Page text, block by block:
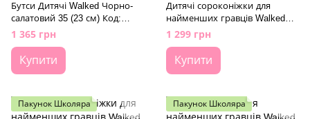
Бутси Дитячі Walked Чорно-
салатовий 35 (23 см) Код:
KRAW 041k black-green
1 365 грн
Купити
Дитячі сороконіжки для
найменших гравців Walked
Жовтий 32 (20,5 см) Код:
SAHW 041m yell
1 299 грн
Купити
Пакунок Школяра Пакунок Школяра